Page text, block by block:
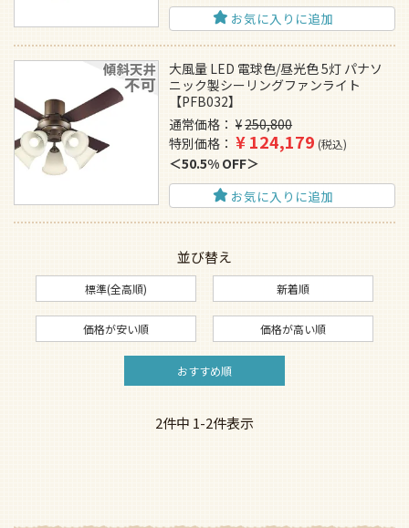
お気に入りに追加
大風量 LED 電球色/昼光色 5灯 パナソ
ニック製シーリングファンライト
【PFB032】
通常価格
¥250,800
特別価格
¥124,179 税込
50.5% OFF
お気に入りに追加
並び替え
標準(全高順) 新着順
価格が安い順 価格が高い順
おすすめ順
2件中 1-2件表示